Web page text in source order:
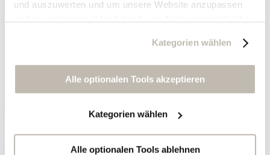
und auszuwerten und um unsere Website anzupassen
zu erstellen, um personalisierte Werbung auszuliefern,
Sie erneut mit Werbung anzusprechen sowie um unsere
Werbekampagnen auszuwerten ("Marketing").
Ihre Daten werden mit Dienstanbietern geteilt, die wir in
der Datenschutzerklärung genauer auflisten oder wenn
Sie auf "Kategorien wählen" klicken.
Kategorien wählen
Alle optionalen Tools akzeptieren
Kategorien wählen
Alle optionalen Tools ablehnen
Wickel-Sandalen